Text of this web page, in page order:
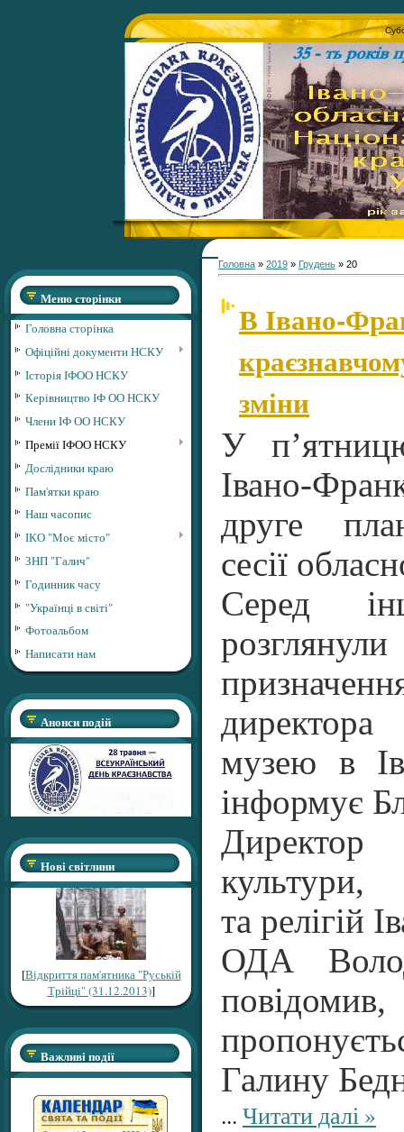
Меню сторінки
Головна сторінка
Офіційні документи НСКУ
Історія ІФОО НСКУ
Керівництво ІФ ОО НСКУ
Члени ІФ ОО НСКУ
Премії ІФОО НСКУ
Дослідники краю
Пам'ятки краю
Наш часопис
ІКО "Моє місто"
ЗНП "Галич"
Годинник часу
"Українці в світі"
Фотоальбом
Написати нам
Анонси подій
Нові світлини
[Відкриття пам'ятника "Руській
Трійці" (31.12.2013)]
Важливі події
Головна » 2019 » Грудень » 20
В Івано-
зміни
У
Івано-
друге
сесії
Серед
музею в
інформує
культури,
та релігій
ОДА
Галину
... Читати далі »